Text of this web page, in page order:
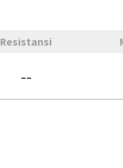
Resistansi
--